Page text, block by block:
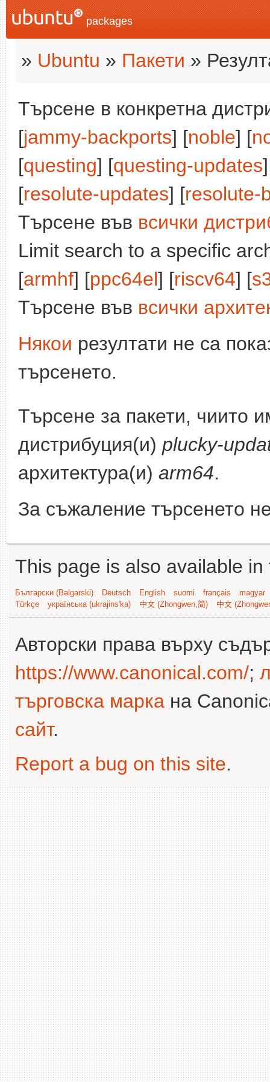
packages
» Ubuntu » Пакети »
Търсене в конкретна
[jammy-backports] [noble] [
[questing] [questing-updates
[resolute-updates] [resolute-
Търсене във всички
Limit search to a specific
[armhf] [ppc64el] [riscv64] [
Търсене във всички
Някои резултати не са
търсенето.
Търсене за пакети, чиито
дистрибуция(и) plucky-
архитектура(и) arm64.
За съжаление търсенето
This page is also available
Български (Bəlgarski) Deutsch English suomi français
magyar
Türkçe
українська (ukrajins'ka) 中文 (Zhongwen,简) 中文
Авторски права върху
https://www.canonical.com/;
търговска марка на
сайт.
Report a bug on this site.